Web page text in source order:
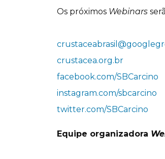
Os próximos Webinars
crustacea.org.br
facebook.com/SBCarcino
instagram.com/sbcarcino
twitter.com/SBCarcino
Equipe organizadora